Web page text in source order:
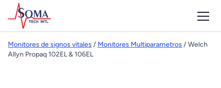
Monitores de signos vitales / Monitores Multiparametros / Welch
Allyn Propaq 102EL & 106EL